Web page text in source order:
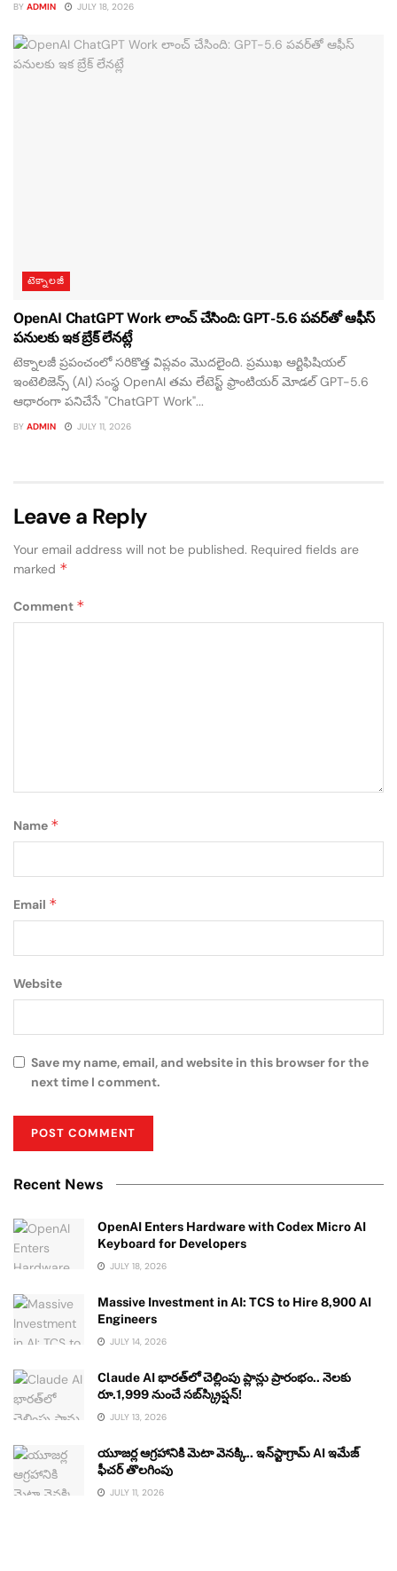
BY ADMIN JULY 18, 2026
టెక్నాలజీ
OpenAI ChatGPT Work లాంచ్ చేసింది: GPT-5.6 పవర్‌తో ఆఫీస్
పనులకు ఇక బ్రేక్ లేనట్లే
టెక్నాలజీ ప్రపంచంలో సరికొత్త విప్లవం మొదలైంది. ప్రముఖ ఆర్టిఫిషియల్
ఇంటెలిజెన్స్ (AI) సంస్థ OpenAI తమ లేటెస్ట్ ఫ్రాంటియర్ మోడల్ GPT-5.6
ఆధారంగా పనిచేసే "ChatGPT Work"...
BY ADMIN JULY 11, 2026
Leave a Reply
Your email address will not be published. Required fields are
marked *
Comment *
Name *
Email *
Website
Save my name, email, and website in this browser for the
next time I comment.
Recent News
OpenAI Enters Hardware with Codex Micro AI
Keyboard for Developers
JULY 18, 2026
Massive Investment in AI: TCS to Hire 8,900 AI
Engineers
JULY 14, 2026
Claude AI భారత్‌లో చెల్లింపు ప్లాన్లు ప్రారంభం.. నెలకు
రూ.1,999 నుంచే సబ్‌స్క్రిప్షన్!
JULY 13, 2026
యూజర్ల ఆగ్రహానికి మెటా వెనక్కి.. ఇన్‌స్టాగ్రామ్ AI ఇమేజ్
ఫీచర్ తొలగింపు
JULY 11, 2026